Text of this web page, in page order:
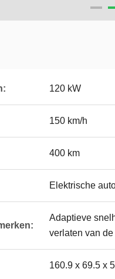
120 kW
150 km/h
400 km
Elektrische
Adaptieve
verlaten van
160.9 x 69.5 x